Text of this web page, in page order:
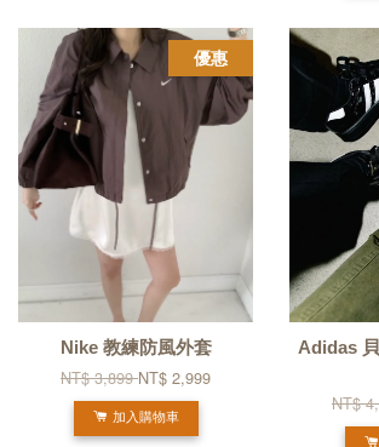
優惠
Nike 教練防風外套
NT$ 3,899NT$ 2,999
加入購物車
Adidas
NT$